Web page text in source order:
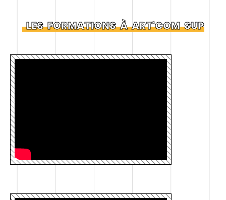
LES FORMATIONS À ART'COM SUP